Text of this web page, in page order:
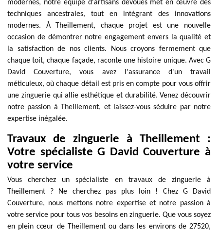
modernes, notre équipe d'artisans dévoués met en œuvre des
techniques ancestrales, tout en intégrant des innovations
modernes. À Theillement, chaque projet est une nouvelle
occasion de démontrer notre engagement envers la qualité et
la satisfaction de nos clients. Nous croyons fermement que
chaque toit, chaque façade, raconte une histoire unique. Avec G
David Couverture, vous avez l'assurance d'un travail
méticuleux, où chaque détail est pris en compte pour vous offrir
une zinguerie qui allie esthétique et durabilité. Venez découvrir
notre passion à Theillement, et laissez-vous séduire par notre
expertise inégalée.
Travaux de zinguerie à Theillement :
Votre spécialiste G David Couverture à
votre service
Vous cherchez un spécialiste en travaux de zinguerie à
Theillement ? Ne cherchez pas plus loin ! Chez G David
Couverture, nous mettons notre expertise et notre passion à
votre service pour tous vos besoins en zinguerie. Que vous soyez
en plein cœur de Theillement ou dans les environs de 27520,